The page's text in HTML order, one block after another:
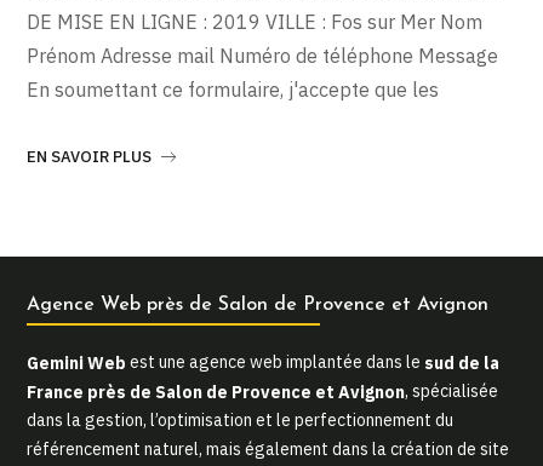
DE MISE EN LIGNE : 2019 VILLE : Fos sur Mer Nom
Prénom Adresse mail Numéro de téléphone Message
En soumettant ce formulaire, j'accepte que les
EN SAVOIR PLUS
Agence Web près de Salon de Provence et Avignon
Gemini Web est une agence web implantée dans le sud de la
France près de Salon de Provence et Avignon, spécialisée
dans la gestion, l’optimisation et le perfectionnement du
référencement naturel, mais également dans la création de site